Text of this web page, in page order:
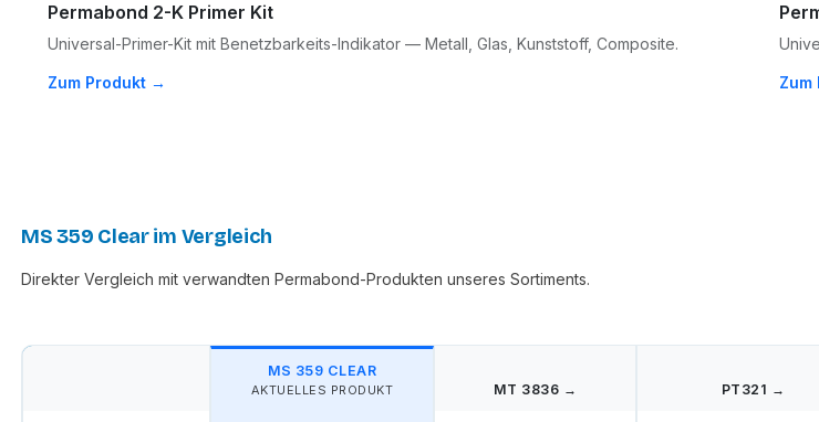
Permabond 2-K Primer Kit
Universal-Primer-Kit mit Benetzbarkeits-Indikator — Metall, Glas, Kunststoff, Composite.
Zum Produkt → Zum
MS 359 Clear im Vergleich
Direkter Vergleich mit verwandten Permabond-Produkten unseres Sortiments.
MS 359 CLEAR
AKTUELLES PRODUKT MT 3836 → PT321 →